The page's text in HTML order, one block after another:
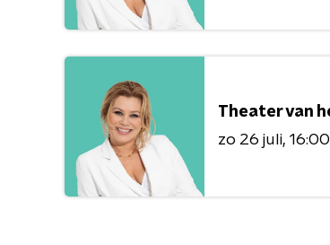
Theater van
zo 26 juli